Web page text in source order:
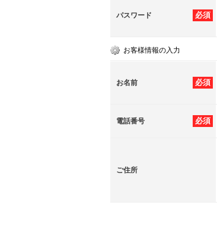
必須
パスワード
お客様情報の入力
必須
お名前
必須
電話番号
ご住所